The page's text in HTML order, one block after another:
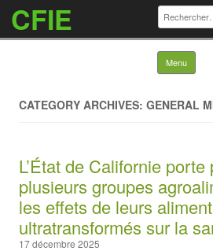
CFIE
Menu
CATEGORY ARCHIVES: GENERAL
L’État de Californie
plusieurs groupes
les effets de leurs
ultratransformés sur la
17 décembre 2025